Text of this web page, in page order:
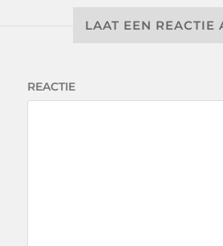
LAAT EEN REACTIE
REACTIE